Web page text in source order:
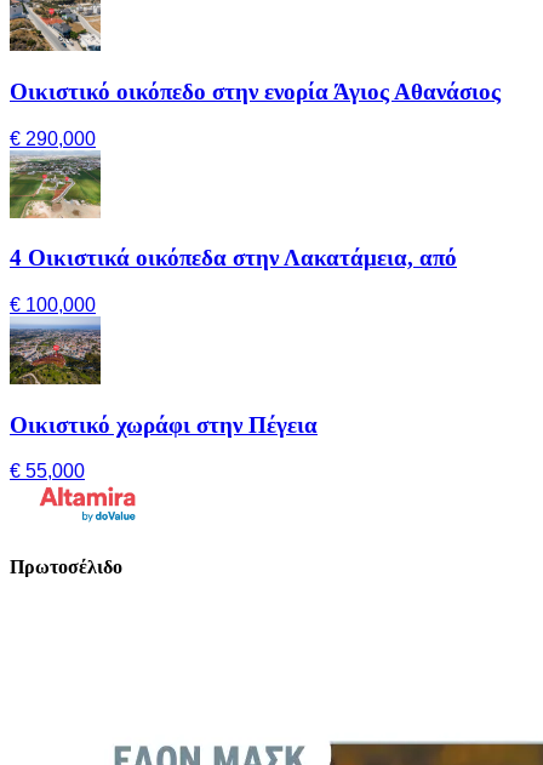
Οικιστικό οικόπεδο στην ενορία Άγιος Αθανάσιος
€ 290,000
4 Οικιστικά οικόπεδα στην Λακατάμεια, από
€ 100,000
Οικιστικό χωράφι στην Πέγεια
€ 55,000
Πρωτοσέλιδο